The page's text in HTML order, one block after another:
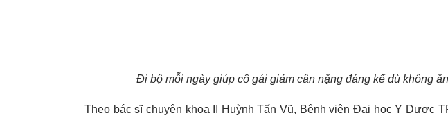
Đi bộ mỗi ngày giúp cô gái giảm cân nặng đáng kể dù không
Theo bác sĩ chuyên khoa II Huỳnh Tấn Vũ, Bệnh viện Đại học Y Dược